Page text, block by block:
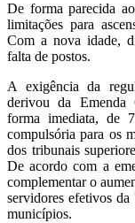
De forma parecida
limitações para
Com a nova idade,
falta de postos.
A exigência da
derivou da Emenda
forma imediata, de
compulsória para os
dos tribunais
De acordo com a
complementar o
servidores efetivos
municípios.